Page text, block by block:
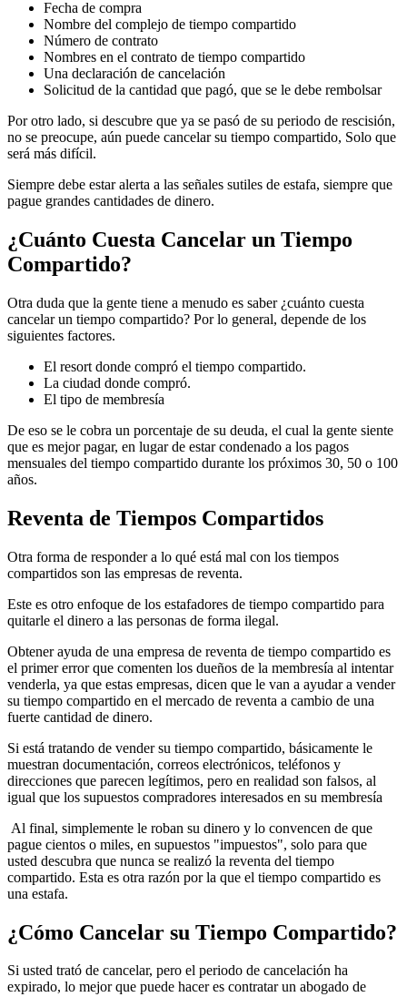
Fecha de compra
Nombre del complejo de tiempo compartido
Número de contrato
Nombres en el contrato de tiempo compartido
Una declaración de cancelación
Solicitud de la cantidad que pagó, que se le debe rembolsar
Por otro lado, si descubre que ya se pasó de su periodo de rescisión,
no se preocupe, aún puede cancelar su tiempo compartido, Solo que
será más difícil.
Siempre debe estar alerta a las señales sutiles de estafa, siempre que
pague grandes cantidades de dinero.
¿Cuánto Cuesta Cancelar un Tiempo
Compartido?
Otra duda que la gente tiene a menudo es saber ¿cuánto cuesta
cancelar un tiempo compartido? Por lo general, depende de los
siguientes factores.
El resort donde compró el tiempo compartido.
La ciudad donde compró.
El tipo de membresía
De eso se le cobra un porcentaje de su deuda, el cual la gente siente
que es mejor pagar, en lugar de estar condenado a los pagos
mensuales del tiempo compartido durante los próximos 30, 50 o 100
años.
Reventa de Tiempos Compartidos
Otra forma de responder a lo qué está mal con los tiempos
compartidos son las empresas de reventa.
Este es otro enfoque de los estafadores de tiempo compartido para
quitarle el dinero a las personas de forma ilegal.
Obtener ayuda de una empresa de reventa de tiempo compartido es
el primer error que comenten los dueños de la membresía al intentar
venderla, ya que estas empresas, dicen que le van a ayudar a vender
su tiempo compartido en el mercado de reventa a cambio de una
fuerte cantidad de dinero.
Si está tratando de vender su tiempo compartido, básicamente le
muestran documentación, correos electrónicos, teléfonos y
direcciones que parecen legítimos, pero en realidad son falsos, al
igual que los supuestos compradores interesados en su membresía
Al final, simplemente le roban su dinero y lo convencen de que
pague cientos o miles, en supuestos "impuestos", solo para que
usted descubra que nunca se realizó la reventa del tiempo
compartido. Esta es otra razón por la que el tiempo compartido es
una estafa.
¿Cómo Cancelar su Tiempo Compartido?
Si usted trató de cancelar, pero el periodo de cancelación ha
expirado, lo mejor que puede hacer es contratar un abogado de